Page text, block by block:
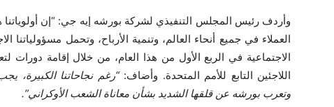
وأردف رئيس المجلس التنفيذي لشركة بورشه إيه جي: “إن
العملاء في جميع أنحاء العالم، وتنمية الأرباح، وتحمل مسؤولياتنا
الاجتماعية في الربع الأول من هذا العام، من خلال إقامة دورات
اللاجئين التابع للأمم المتحدة. وأضاف:“رغم نجاحاتنا الكبيرة،
وتعرب بورشه عن قلقها الشديد بشأن معاناة الشعب الأوكراني”‏.